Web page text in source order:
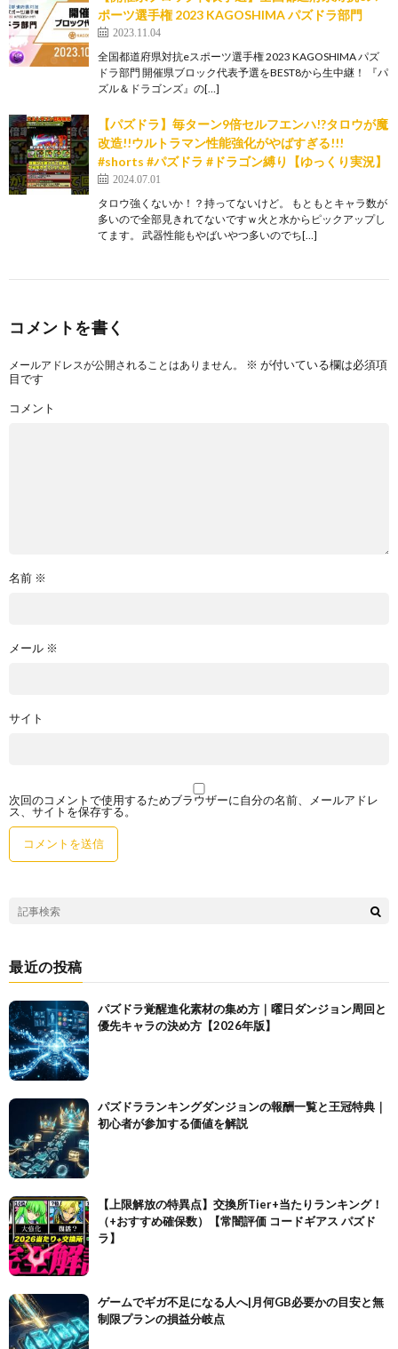
ポーツ選手権 2023 KAGOSHIMA パズドラ部門
2023.11.04
全国都道府県対抗eスポーツ選手権 2023 KAGOSHIMA パズ
ドラ部門 開催県ブロック代表予選をBEST8から生中継！ 『パ
ズル＆ドラゴンズ』の[…]
【パズドラ】毎ターン9倍セルフエンハ!?タロウが魔
改造!!ウルトラマン性能強化がやばすぎる!!!
#shorts #パズドラ #ドラゴン縛り【ゆっくり実況】
2024.07.01
タロウ強くないか！？持ってないけど。 もともとキャラ数が
多いので全部見きれてないですｗ火と水からピックアップし
てます。 武器性能もやばいやつ多いのでち[…]
コメントを書く
メールアドレスが公開されることはありません。 ※ が付いている欄は必須項
目です
コメント
名前 ※
メール ※
サイト
次回のコメントで使用するためブラウザーに自分の名前、メールアドレ
ス、サイトを保存する。
最近の投稿
パズドラ覚醒進化素材の集め方｜曜日ダンジョン周回と
優先キャラの決め方【2026年版】
パズドラランキングダンジョンの報酬一覧と王冠特典｜
初心者が参加する価値を解説
【上限解放の特異点】交換所Tier+当たりランキング！
（+おすすめ確保数）【常闇評価 コードギアス パズド
ラ】
ゲームでギガ不足になる人へ|月何GB必要かの目安と無
制限プランの損益分岐点